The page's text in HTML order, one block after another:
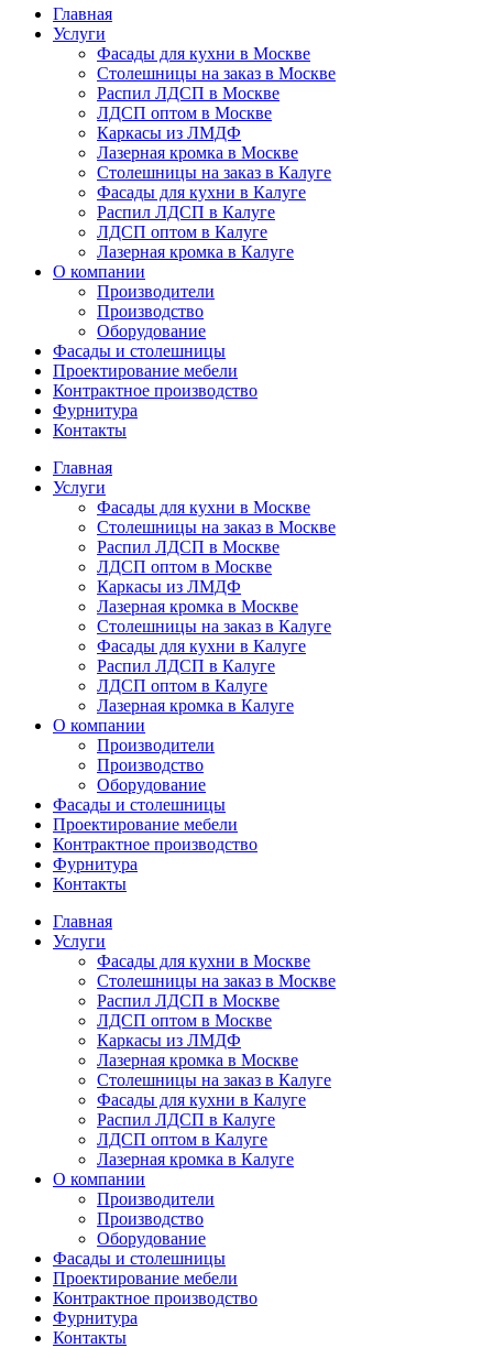
Главная
Услуги
Фасады для кухни в Москве
Столешницы на заказ в Москве
Распил ЛДСП в Москве
ЛДСП оптом в Москве
Каркасы из ЛМДФ
Лазерная кромка в Москве
Столешницы на заказ в Калуге
Фасады для кухни в Калуге
Распил ЛДСП в Калуге
ЛДСП оптом в Калуге
Лазерная кромка в Калуге
О компании
Производители
Производство
Оборудование
Фасады и столешницы
Проектирование мебели
Контрактное производство
Фурнитура
Контакты
Главная
Услуги
Фасады для кухни в Москве
Столешницы на заказ в Москве
Распил ЛДСП в Москве
ЛДСП оптом в Москве
Каркасы из ЛМДФ
Лазерная кромка в Москве
Столешницы на заказ в Калуге
Фасады для кухни в Калуге
Распил ЛДСП в Калуге
ЛДСП оптом в Калуге
Лазерная кромка в Калуге
О компании
Производители
Производство
Оборудование
Фасады и столешницы
Проектирование мебели
Контрактное производство
Фурнитура
Контакты
Главная
Услуги
Фасады для кухни в Москве
Столешницы на заказ в Москве
Распил ЛДСП в Москве
ЛДСП оптом в Москве
Каркасы из ЛМДФ
Лазерная кромка в Москве
Столешницы на заказ в Калуге
Фасады для кухни в Калуге
Распил ЛДСП в Калуге
ЛДСП оптом в Калуге
Лазерная кромка в Калуге
О компании
Производители
Производство
Оборудование
Фасады и столешницы
Проектирование мебели
Контрактное производство
Фурнитура
Контакты